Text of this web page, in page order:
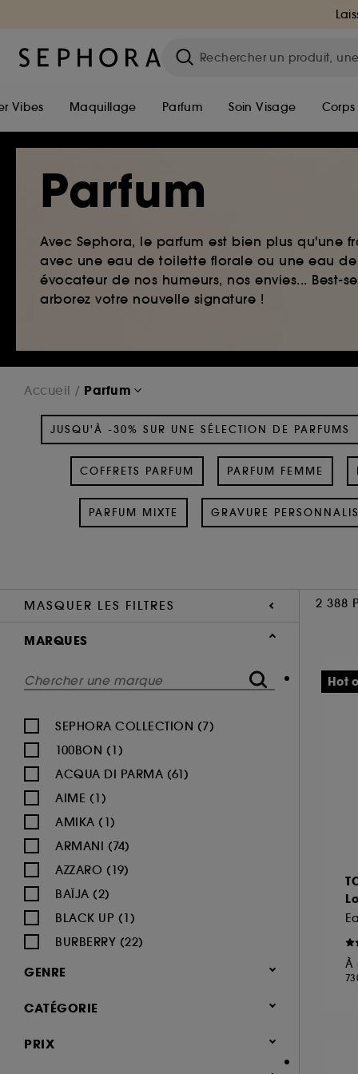
Vibes Maquillage Parfum Soin Visage Corps
Parfum
Avec Sephora, le parfum est bien plus qu'une
avec une eau de toilette florale ou une eau
évocateur de nos humeurs, nos envies... Best-
arborez votre nouvelle signature !
Accueil Parfum
JUSQU'À -30% SUR UNE SÉLECTION DE PARFUMS
COFFRETS PARFUM PARFUM FEMME
PARFUM MIXTE GRAVURE
MASQUER LES FILTRES 2 388
MARQUES
SEPHORA COLLECTION (7)
100BON (1)
ACQUA DI PARMA (61)
AIME (1)
AMIKA (1)
ARMANI (74)
AZZARO (19)
BAÏJA (2)
BLACK UP (1)
BURBERRY (22)
BVLGARI (12)
CACHAREL (24)
GENRE
Femme (1365)
Mixte (491)
CATÉGORIE
Parfum
PRIX
À
Hot